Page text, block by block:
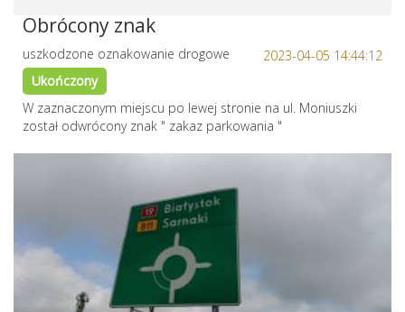
Obrócony znak
2023-04-05 14:44:12
uszkodzone oznakowanie drogowe
Ukończony
W zaznaczonym miejscu po lewej stronie na ul. Moniuszki
został odwrócony znak " zakaz parkowania "